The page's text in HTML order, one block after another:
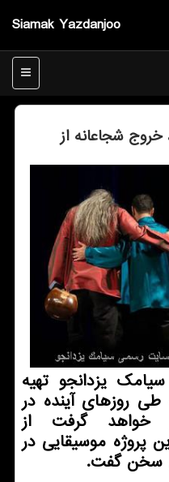
Siamak Yazdanjoo
منو
شجاعانه از
یزدانجو تهیه
طی روزهای آینده در
خواهد گرفت از
موسیقایی در
سخن گفت.